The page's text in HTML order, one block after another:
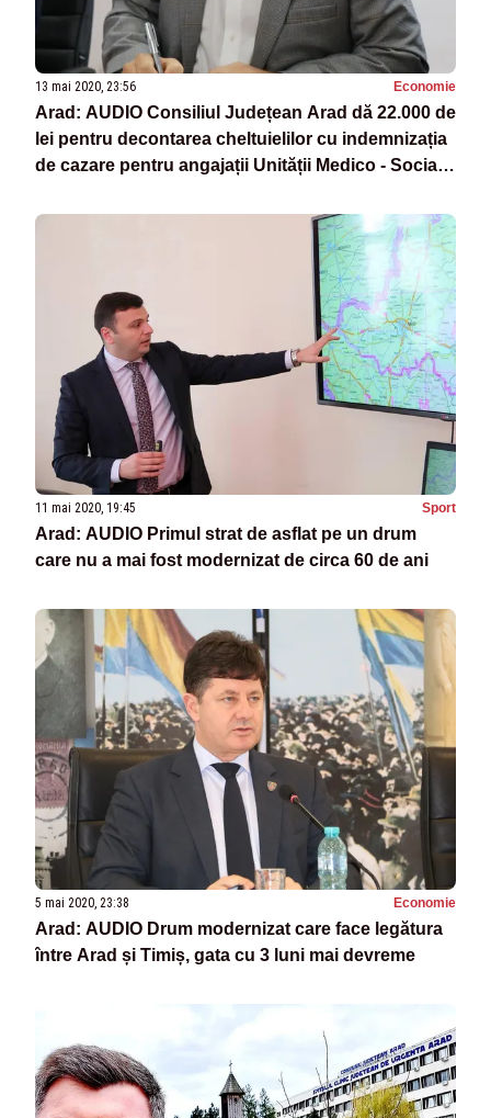
13 mai 2020, 23:56 Economie
Arad: AUDIO Consiliul Județean Arad dă 22.000 de
lei pentru decontarea cheltuielilor cu indemnizația
de cazare pentru angajații Unității Medico - Sociale
muncă din cauza noului coronavirus
11 mai 2020, 19:45 Sport
Arad: AUDIO Primul strat de asflat pe un drum
care nu a mai fost modernizat de circa 60 de ani
5 mai 2020, 23:38 Economie
Arad: AUDIO Drum modernizat care face legătura
între Arad și Timiș, gata cu 3 luni mai devreme